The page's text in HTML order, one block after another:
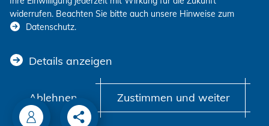
widerrufen. Beachten Sie bitte auch unsere Hinweise zum
Datenschutz.
Details anzeigen
Ablehnen Zustimmen und weiter